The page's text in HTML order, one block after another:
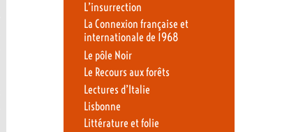
L’insurrection
La Connexion française et
internationale de 1968
Le pôle Noir
Le Recours aux forêts
Lectures d’Italie
Lisbonne
Littérature et folie